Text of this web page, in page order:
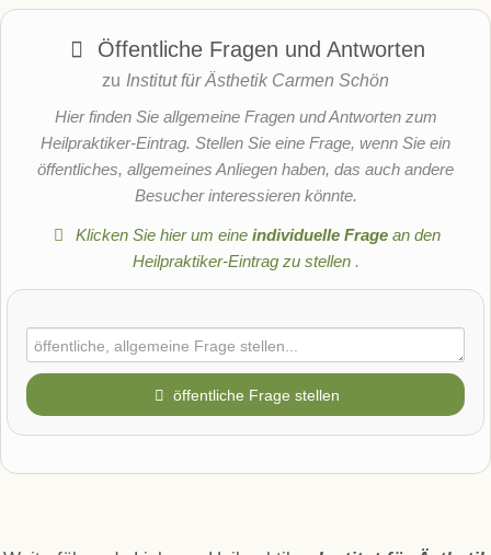
Öffentliche Fragen und Antworten
zu Institut für Ästhetik Carmen Schön
Hier finden Sie allgemeine Fragen und Antworten zum
Heilpraktiker-Eintrag. Stellen Sie eine Frage, wenn Sie ein
öffentliches, allgemeines Anliegen haben, das auch andere
Besucher interessieren könnte.
Klicken Sie hier um eineindividuelle Frage an den
Heilpraktiker-Eintrag zu stellen .
öffentliche Frage stellen